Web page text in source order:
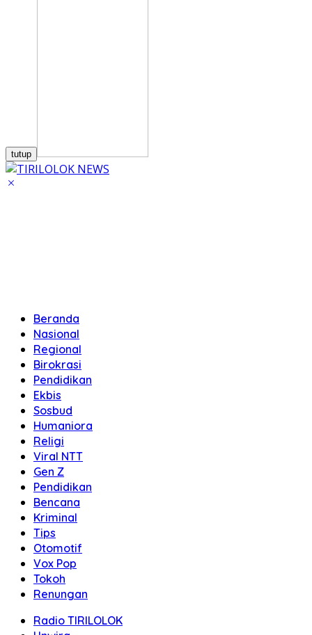
tutup
Beranda
Nasional
Regional
Birokrasi
Pendidikan
Ekbis
Sosbud
Humaniora
Religi
Viral NTT
Gen Z
Pendidikan
Bencana
Kriminal
Tips
Otomotif
Vox Pop
Tokoh
Renungan
Radio TIRILOLOK